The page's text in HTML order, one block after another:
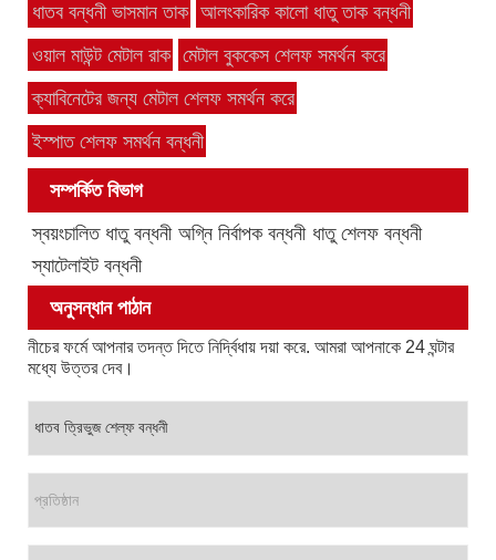
ধাতব বন্ধনী ভাসমান তাক আলংকারিক কালো ধাতু তাক বন্ধনী
ওয়াল মাউন্ট মেটাল রাক মেটাল বুককেস শেলফ সমর্থন করে
ক্যাবিনেটের জন্য মেটাল শেলফ সমর্থন করে
ইস্পাত শেলফ সমর্থন বন্ধনী
সম্পর্কিত বিভাগ
স্বয়ংচালিত ধাতু বন্ধনী অগ্নি নির্বাপক বন্ধনী ধাতু শেলফ বন্ধনী
স্যাটেলাইট বন্ধনী
অনুসন্ধান পাঠান
নীচের ফর্মে আপনার তদন্ত দিতে নির্দ্বিধায় দয়া করে. আমরা আপনাকে 24 ঘন্টার
মধ্যে উত্তর দেব।